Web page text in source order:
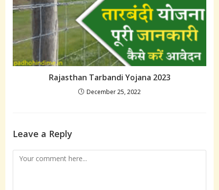
Rajasthan Tarbandi Yojana 2023
December 25, 2022
Leave a Reply
Comment